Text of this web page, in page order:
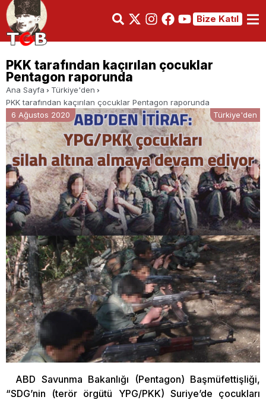
Bize Katıl
PKK tarafından kaçırılan çocuklar
Pentagon raporunda
Ana Sayfa
Türkiye'den
PKK tarafından kaçırılan çocuklar Pentagon raporunda
6 Ağustos 2020
Türkiye'den
ABD Savunma Bakanlığı (Pentagon) Başmüfettişliği,
“SDG’nin (terör örgütü YPG/PKK) Suriye’de çocukları